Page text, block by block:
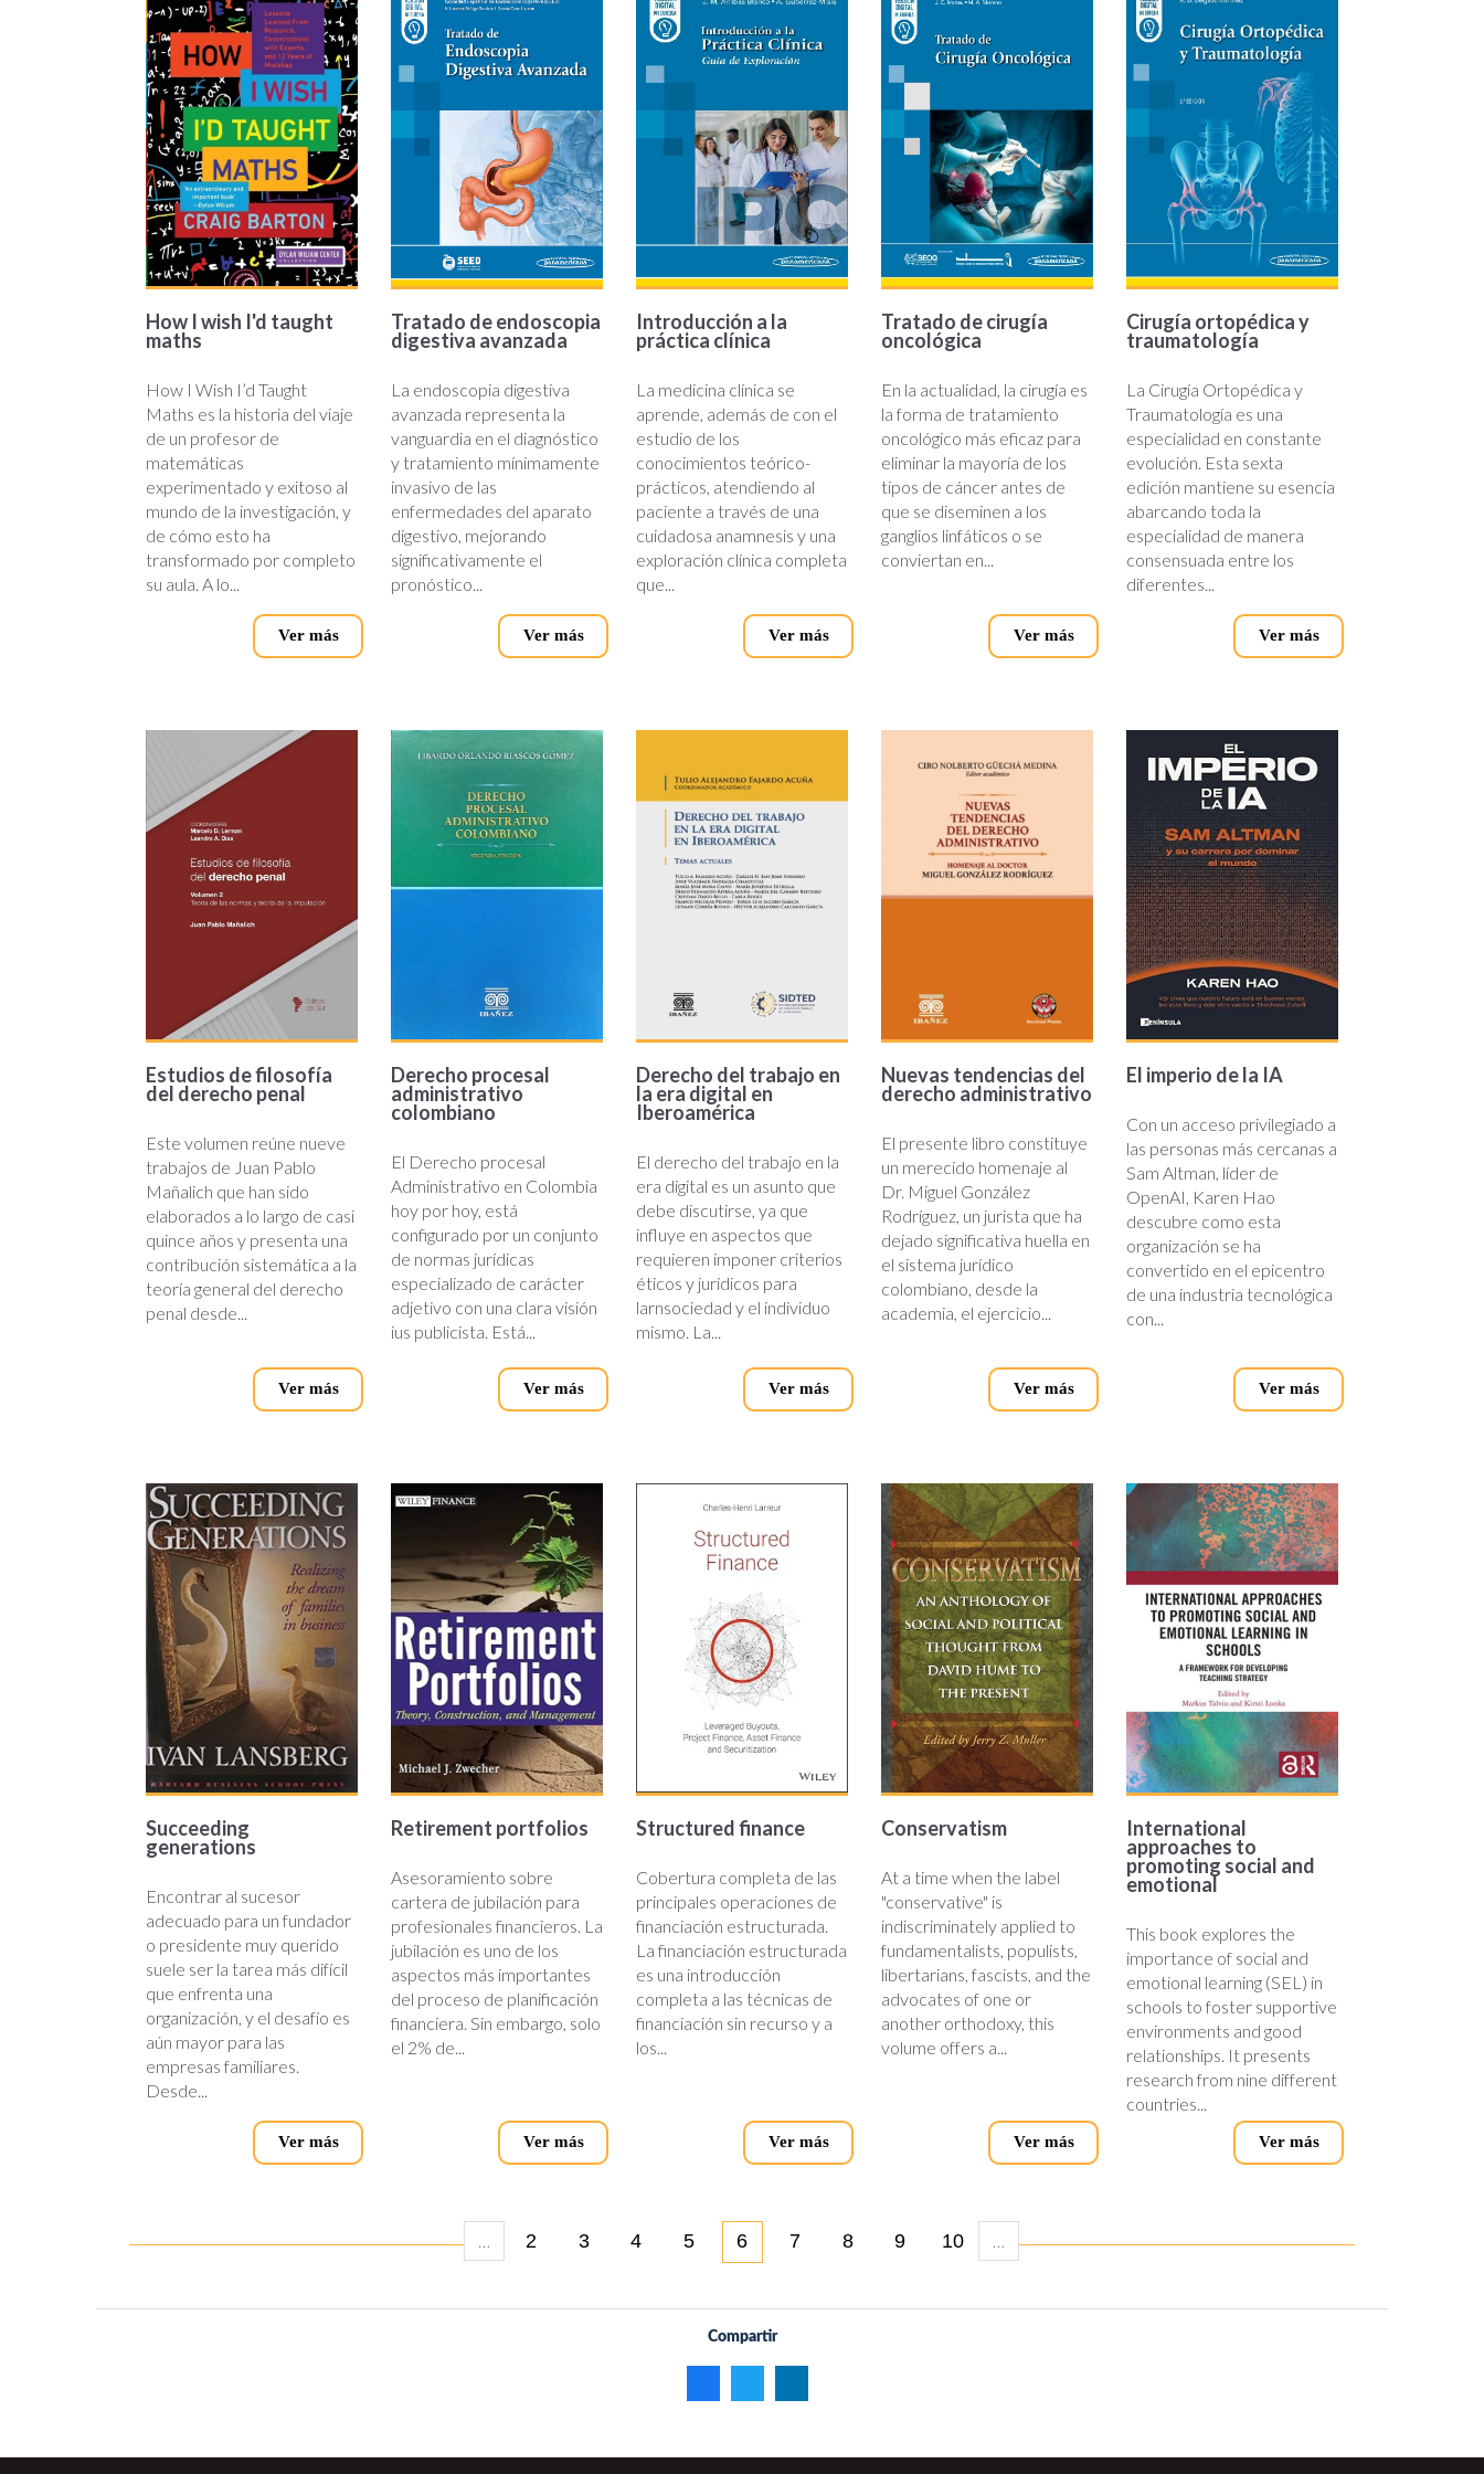
How I wish I'd taught
maths
How I Wish I’d Taught
Maths es la historia del viaje
de un profesor de
matemáticas
experimentado y exitoso al
mundo de la investigación, y
de cómo esto ha
transformado por completo
su aula. A lo...
Ver más
Tratado de endoscopia
digestiva avanzada
La endoscopia digestiva
avanzada representa la
vanguardia en el diagnóstico
y tratamiento mínimamente
invasivo de las
enfermedades del aparato
digestivo, mejorando
significativamente el
pronóstico...
Ver más
Introducción a la
práctica clínica
La medicina clínica se
aprende, además de con el
estudio de los
conocimientos teórico-
prácticos, atendiendo al
paciente a través de una
cuidadosa anamnesis y una
exploración clínica completa
que...
Ver más
Tratado de cirugía
oncológica
En la actualidad, la cirugía es
la forma de tratamiento
oncológico más eficaz para
eliminar la mayoría de los
tipos de cáncer antes de
que se diseminen a los
ganglios linfáticos o se
conviertan en...
Ver más
Cirugía ortopédica y
traumatología
La Cirugía Ortopédica y
Traumatología es una
especialidad en constante
evolución. Esta sexta
edición mantiene su esencia
abarcando toda la
especialidad de manera
consensuada entre los
diferentes...
Ver más
estudios_de_filosofia_del_derecho.jpg
Estudios de filosofía
del derecho penal
Este volumen reúne nueve
trabajos de Juan Pablo
Mañalich que han sido
elaborados a lo largo de casi
quince años y presenta una
contribución sistemática a la
teoría general del derecho
penal desde...
Ver más
derecho_procesal_administrativo.jpg
Derecho procesal
administrativo
colombiano
El Derecho procesal
Administrativo en Colombia
hoy por hoy, está
configurado por un conjunto
de normas jurídicas
especializado de carácter
adjetivo con una clara visión
ius publicista. Está...
Ver más
Derecho del trabajo en
la era digital en
Iberoamérica
El derecho del trabajo en la
era digital es un asunto que
debe discutirse, ya que
influye en aspectos que
requieren imponer criterios
éticos y jurídicos para
larnsociedad y el individuo
mismo. La...
Ver más
nuevas_tendencias_del_derecho.jpg
Nuevas tendencias del
derecho administrativo
El presente libro constituye
un merecido homenaje al
Dr. Miguel González
Rodríguez, un jurista que ha
dejado significativa huella en
el sistema jurídico
colombiano, desde la
academia, el ejercicio...
Ver más
imperio-
ia.jpg
El imperio de la IA
Con un acceso privilegiado a
las personas más cercanas a
Sam Altman, líder de
OpenAI, Karen Hao
descubre como esta
organización se ha
convertido en el epicentro
de una industria tecnológica
con...
Ver más
succeeding-
generations.jpg
Succeeding
generations
Encontrar al sucesor
adecuado para un fundador
o presidente muy querido
suele ser la tarea más difícil
que enfrenta una
organización, y el desafío es
aún mayor para las
empresas familiares.
Desde...
Ver más
retirement-
porfolios.jpg
Retirement portfolios
Asesoramiento sobre
cartera de jubilación para
profesionales financieros. La
jubilación es uno de los
aspectos más importantes
del proceso de planificación
financiera. Sin embargo, solo
el 2% de...
Ver más
structured-
finance.jpg
Structured finance
Cobertura completa de las
principales operaciones de
financiación estructurada.
La financiación estructurada
es una introducción
completa a las técnicas de
financiación sin recurso y a
los...
Ver más
conservatism_an_anthology.jpg
Conservatism
At a time when the label
"conservative" is
indiscriminately applied to
fundamentalists, populists,
libertarians, fascists, and the
advocates of one or
another orthodoxy, this
volume offers a...
Ver más
international_approaches.jpg
International
approaches to
promoting social and
emotional
This book explores the
importance of social and
emotional learning (SEL) in
schools to foster supportive
environments and good
relationships. It presents
research from nine different
countries...
Ver más
2 3 4 5 6 7 8 9 10
Compartir